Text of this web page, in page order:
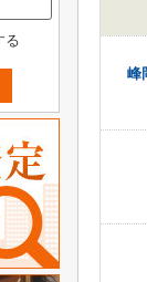
峰
る